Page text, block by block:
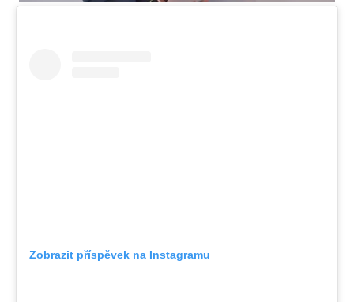
Zobrazit příspěvek na Instagramu